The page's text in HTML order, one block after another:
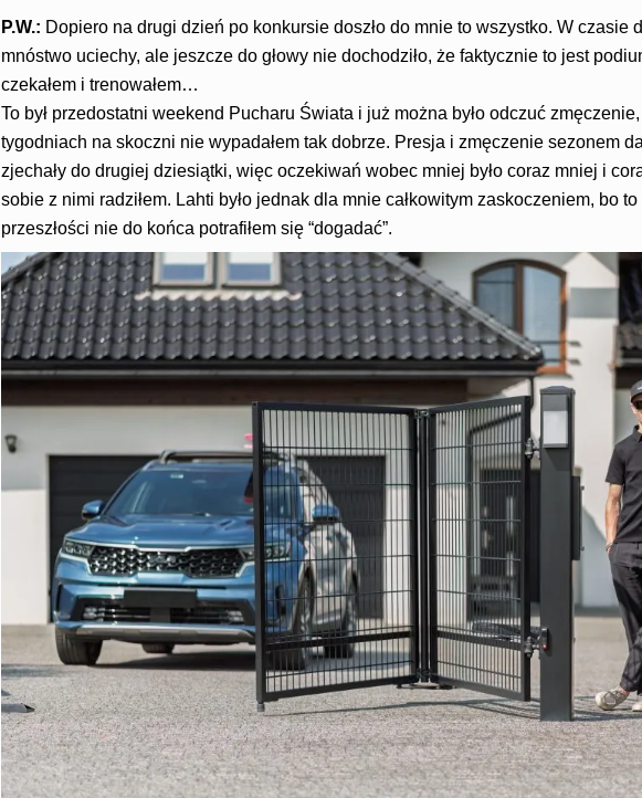
P.W.: Dopiero na drugi dzień po konkursie doszło do mnie to wszystko. W czasie
mnóstwo uciechy, ale jeszcze do głowy nie dochodziło, że faktycznie to jest
czekałem i trenowałem…
To był przedostatni weekend Pucharu Świata i już można było odczuć
tygodniach na skoczni nie wypadałem tak dobrze. Presja i zmęczenie sezonem
zjechały do drugiej dziesiątki, więc oczekiwań wobec mniej było coraz mniej i
sobie z nimi radziłem. Lahti było jednak dla mnie całkowitym zaskoczeniem, bo
przeszłości nie do końca potrafiłem się “dogadać”.